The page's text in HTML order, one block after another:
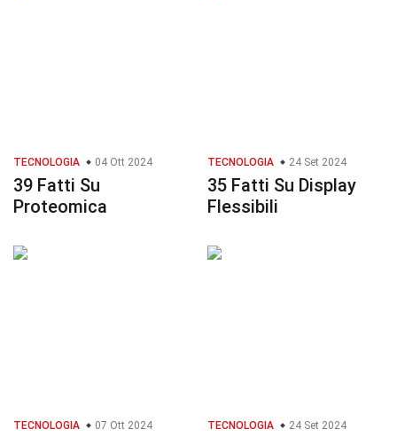
TECNOLOGIA 04 Ott 2024
39 Fatti Su
Proteomica
TECNOLOGIA 24 Set 2024
35 Fatti Su Display
Flessibili
TECNOLOGIA 07 Ott 2024 TECNOLOGIA 24 Set 2024